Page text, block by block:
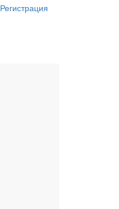
Регистрация